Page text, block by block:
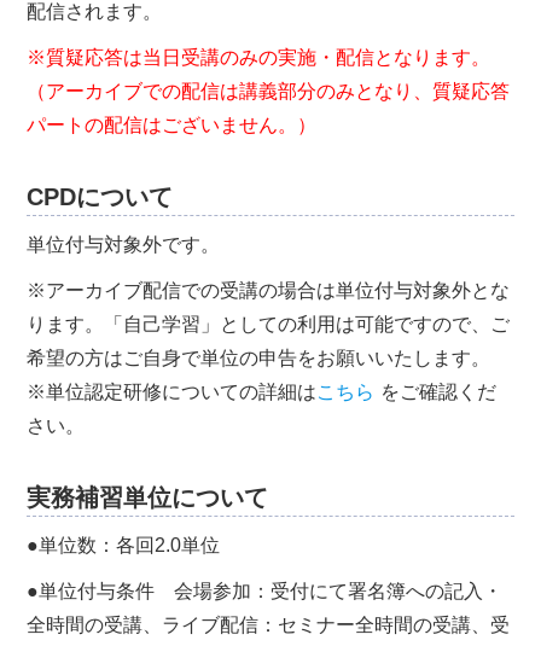
配信されます。
※質疑応答は当日受講のみの実施・配信となります。
（アーカイブでの配信は講義部分のみとなり、質疑応答
パートの配信はございません。）
CPDについて
単位付与対象外です。
※アーカイブ配信での受講の場合は単位付与対象外とな
ります。「自己学習」としての利用は可能ですので、ご
希望の方はご自身で単位の申告をお願いいたします。
※単位認定研修についての詳細はこちら をご確認くだ
さい。
実務補習単位について
●単位数：各回2.0単位
●単位付与条件 会場参加：受付にて署名簿への記入・
全時間の受講、ライブ配信：セミナー全時間の受講、受